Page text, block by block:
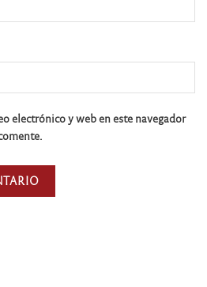
electrónico y web en este navegador